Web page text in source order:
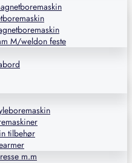
M/weldon feste
tilbehør
m.m